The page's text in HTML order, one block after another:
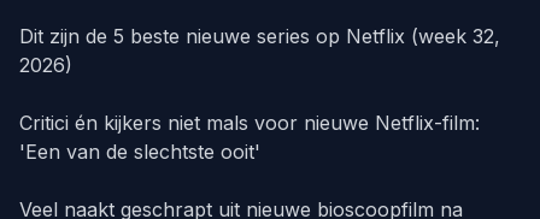
Dit zijn de 5 beste nieuwe series op Netflix (week 32,
2026)
Critici én kijkers niet mals voor nieuwe Netflix-film:
'Een van de slechtste ooit'
Veel naakt geschrapt uit nieuwe bioscoopfilm na